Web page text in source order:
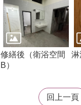
修繕後（衛浴空間
B）
淋
回上一頁